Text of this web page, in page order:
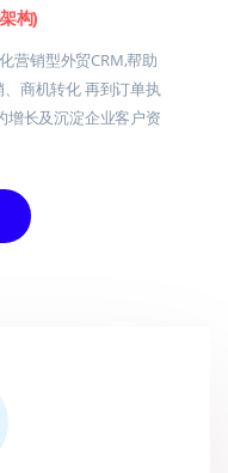
构)
营销型外贸CRM,帮助
商机转化 再到订单执
增长及沉淀企业客户资